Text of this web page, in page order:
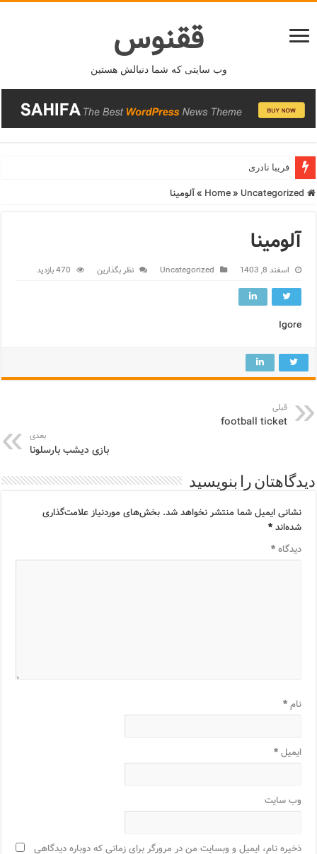
ققنوس
وب سایتی که شما دنبالش هستین
فریبا نادری
» Uncategorized
»آلومینا
آلومینا
اسفند 8, 1403 Uncategorized نظر بگذارین 470 بازدید
Igore
قبلی
football ticket
بعدی
بازی دیشب بارسلونا
دیدگاهتان را بنویسید
نشانی ایمیل شما منتشر نخواهد شد. بخش‌های موردنیاز علامت‌گذاری
شده‌اند*
دیدگاه*
نام*
ایمیل*
وب‌ سایت
ذخیره نام، ایمیل و وبسایت من در مرورگر برای زمانی که دوباره دیدگاهی